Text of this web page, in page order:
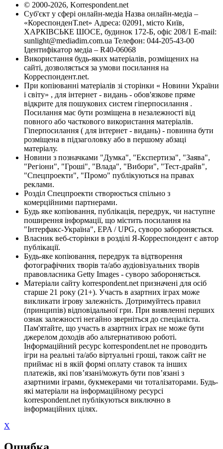
© 2000-2026, Korrespondent.net
Суб'єкт у сфері онлайн-медіа Назва онлайн-медіа –
«КореспонденТ.net» Адреса: 02091, місто Київ,
ХАРКІВСЬКЕ ШОСЕ, будинок 172-Б, офіс 208/1 E-mail:
sunlight@mediadim.com.ua Телефон: 044-205-43-00
Ідентифікатор медіа – R40-06068
Використання будь-яких матеріалів, розміщених на
сайті, дозволяється за умови посилання на
Корреспондент.net.
При копіюванні матеріалів зі сторінки « Новини України
і світу» , для інтернет - видань - обов'язкове пряме
відкрите для пошукових систем гіперпосилання .
Посилання має бути розміщена в незалежності від
повного або часткового використання матеріалів.
Гіперпосилання ( для інтернет - видань) - повинна бути
розміщена в підзаголовку або в першому абзаці
матеріалу.
Новини з позначками "Думка", "Експертиза", "Заява",
"Регіони", "Гроші", "Влада", "Вибори", "Тест-драйв",
"Спецпроекти", "Промо" публікуються на правах
реклами.
Розділ Спецпроекти створюється спільно з
комерційними партнерами.
Будь яке копіювання, публікація, передрук, чи наступне
поширення інформації, що містить посилання на
"Інтерфакс-Україна", EPA / UPG, суворо забороняється.
Власник веб-сторінки в розділі Я-Корреспондент є автор
публікації.
Будь-яке копіювання, передрук та відтворення
фотографічних творів та/або аудіовізуальних творів
правовласника Getty Images - суворо забороняється.
Матеріали сайту korrespondent.net призначені для осіб
старше 21 року (21+). Участь в азартних іграх може
викликати ігрову залежність. Дотримуйтесь правил
(принципів) відповідальної гри. При виявленні перших
ознак залежності негайно зверніться до спеціаліста.
Пам'ятайте, що участь в азартних іграх не може бути
джерелом доходів або альтернативою роботі.
Інформаційний ресурс korrespondent.net не проводить
ігри на реальні та/або віртуальні гроші, також сайт не
приймає ні в якій формі оплату ставок та інших
платежів, які пов’язані/можуть бути пов’язані з
азартними іграми, букмекерами чи тоталізаторами. Будь-
які матеріали на інформаційному ресурсі
korrespondent.net публікуються виключно в
інформаційних цілях.
X